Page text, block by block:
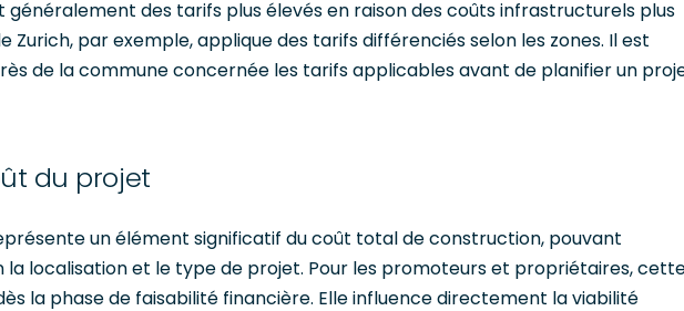
généralement des tarifs plus élevés en raison des coûts infrastructurels plus
Zurich, par exemple, applique des tarifs différenciés selon les zones. Il est
de la commune concernée les tarifs applicables avant de planifier un
du projet
un élément significatif du coût total de construction, pouvant
la localisation et le type de projet. Pour les promoteurs et propriétaires,
la phase de faisabilité financière. Elle influence directement la viabilité